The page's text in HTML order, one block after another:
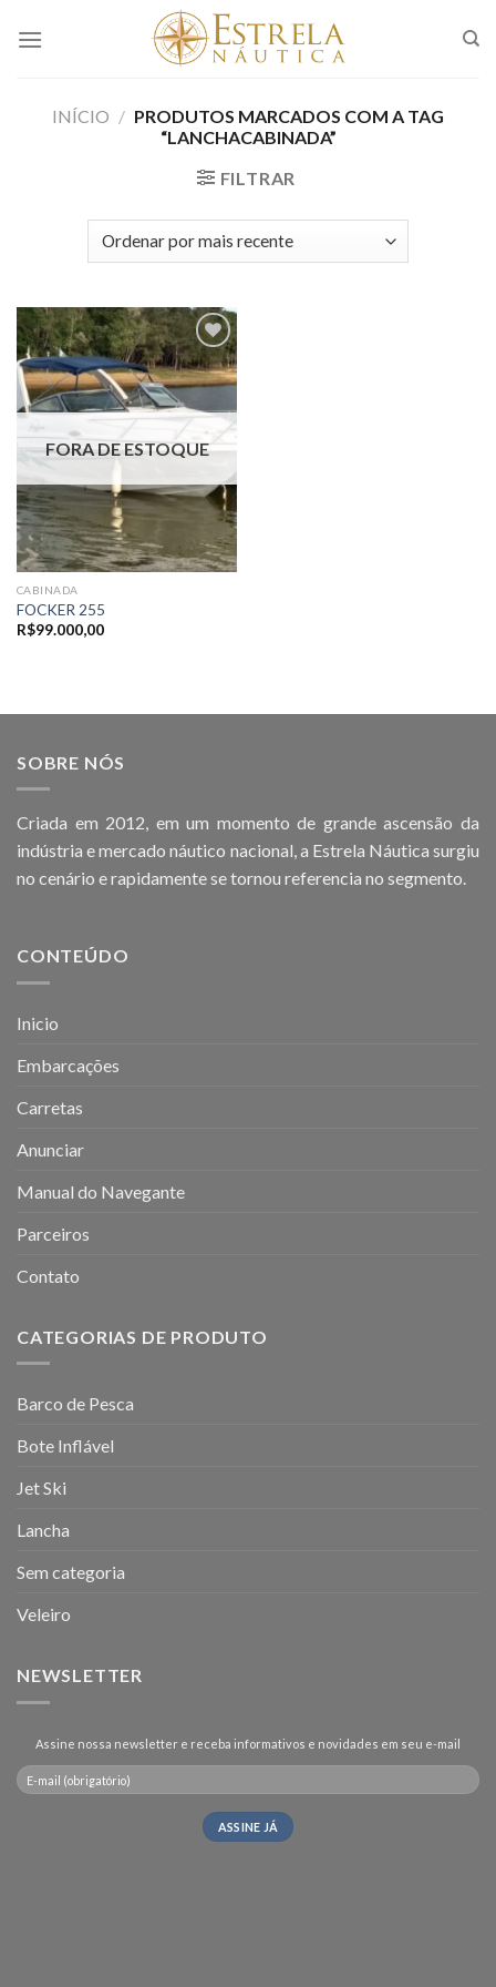
INÍCIO / PRODUTOS MARCADOS COM A TAG
“LANCHACABINADA”
FILTRAR
Adicionar
aos meus
favoritos
FORA DE ESTOQUE
CABINADA
FOCKER 255
R$99.000,00
SOBRE NÓS
Criada em 2012, em um momento de grande ascensão da
indústria e mercado náutico nacional, a Estrela Náutica surgiu
no cenário e rapidamente se tornou referencia no segmento.
CONTEÚDO
Inicio
Embarcações
Carretas
Anunciar
Manual do Navegante
Parceiros
Contato
CATEGORIAS DE PRODUTO
Barco de Pesca
Bote Inflável
Jet Ski
Lancha
Sem categoria
Veleiro
NEWSLETTER
Assine nossa newsletter e receba informativos e novidades em seu e-mail